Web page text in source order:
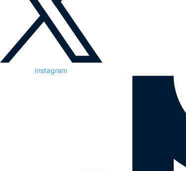
Instagram